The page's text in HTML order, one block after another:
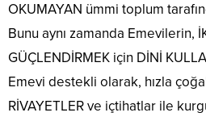
OKUMAYAN ümmi toplum
Bunu aynı zamanda Emevilerin,
GÜÇLENDİRMEK için DİNİ
Emevi destekli olarak, hızla
RİVAYETLER ve içtihatlar ile